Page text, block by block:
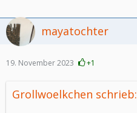
mayatochter
19. November 2023 +1
Grollwoelkchen schrieb: